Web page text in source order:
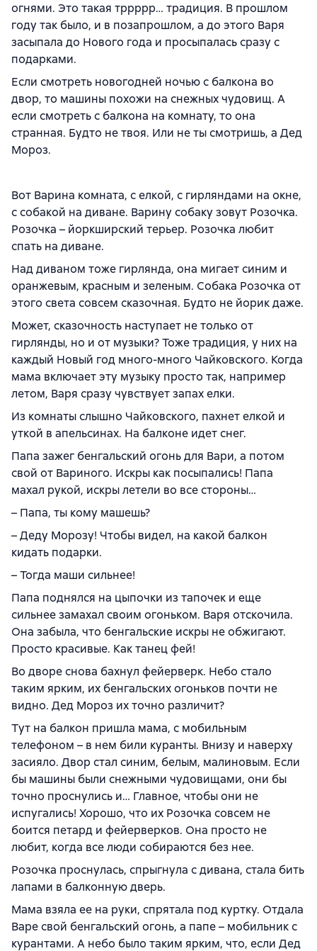
огнями. Это такая тррррр… традиция. В прошлом
году так было, и в позапрошлом, а до этого Варя
засыпала до Нового года и просыпалась сразу с
подарками.
Если смотреть новогодней ночью с балкона во
двор, то машины похожи на снежных чудовищ. А
если смотреть с балкона на комнату, то она
странная. Будто не твоя. Или не ты смотришь, а Дед
Мороз.
Вот Варина комната, с елкой, с гирляндами на окне,
с собакой на диване. Варину собаку зовут Розочка.
Розочка – йоркширский терьер. Розочка любит
спать на диване.
Над диваном тоже гирлянда, она мигает синим и
оранжевым, красным и зеленым. Собака Розочка от
этого света совсем сказочная. Будто не йорик даже.
Может, сказочность наступает не только от
гирлянды, но и от музыки? Тоже традиция, у них на
каждый Новый год много-много Чайковского. Когда
мама включает эту музыку просто так, например
летом, Варя сразу чувствует запах елки.
Из комнаты слышно Чайковского, пахнет елкой и
уткой в апельсинах. На балконе идет снег.
Папа зажег бенгальский огонь для Вари, а потом
свой от Вариного. Искры как посыпались! Папа
махал рукой, искры летели во все стороны…
– Папа, ты кому машешь?
– Деду Морозу! Чтобы видел, на какой балкон
кидать подарки.
– Тогда маши сильнее!
Папа поднялся на цыпочки из тапочек и еще
сильнее замахал своим огоньком. Варя отскочила.
Она забыла, что бенгальские искры не обжигают.
Просто красивые. Как танец фей!
Во дворе снова бахнул фейерверк. Небо стало
таким ярким, их бенгальских огоньков почти не
видно. Дед Мороз их точно различит?
Тут на балкон пришла мама, с мобильным
телефоном – в нем били куранты. Внизу и наверху
засияло. Двор стал синим, белым, малиновым. Если
бы машины были снежными чудовищами, они бы
точно проснулись и… Главное, чтобы они не
испугались! Хорошо, что их Розочка совсем не
боится петард и фейерверков. Она просто не
любит, когда все люди собираются без нее.
Розочка проснулась, спрыгнула с дивана, стала бить
лапами в балконную дверь.
Мама взяла ее на руки, спрятала под куртку. Отдала
Варе свой бенгальский огонь, а папе – мобильник с
курантами. А небо было таким ярким, что, если Дед